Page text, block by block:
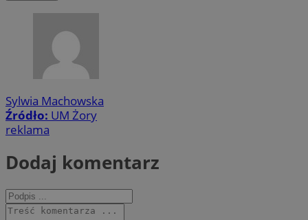
Sylwia Machowska
Źródło: UM Żory
reklama
Dodaj komentarz